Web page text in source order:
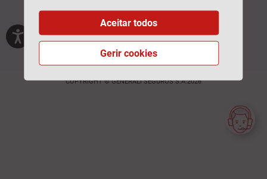
Privacidade Termos de Utilização Glossário Feedback Outros sites
COPYRIGHT © GENERALI SEGUROS S.A.2026
Gerir cookies
Aceitar todos